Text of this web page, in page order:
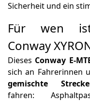
Sicherheit und ein
Für wen
Conway
Dieses Conway
sich an Fahrerinnen
gemischte
fahren: